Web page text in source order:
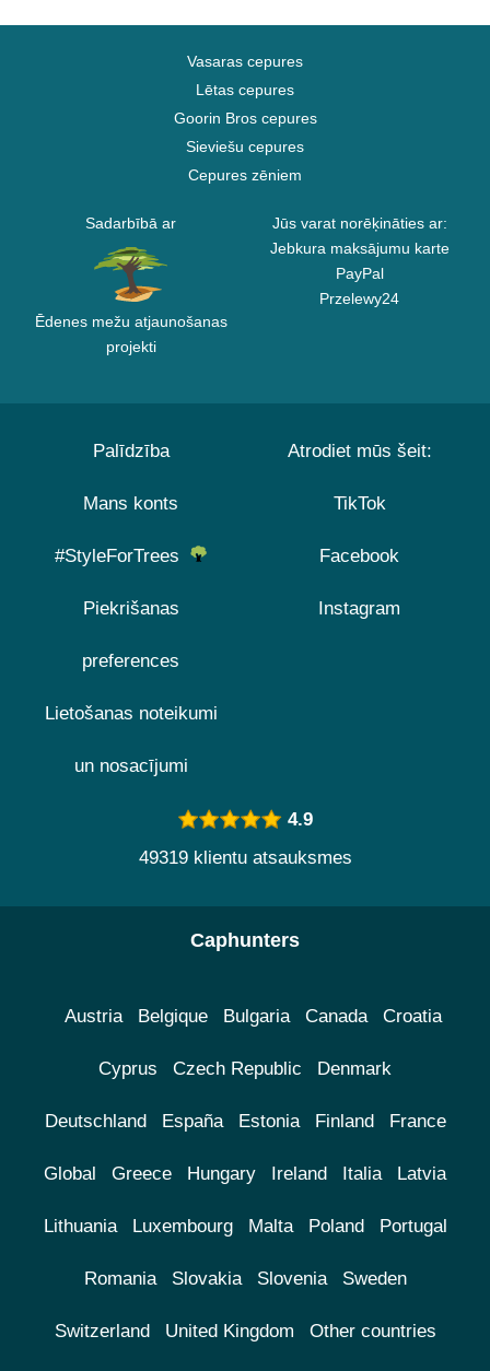
Vasaras cepures
Lētas cepures
Goorin Bros cepures
Sieviešu cepures
Cepures zēniem
Sadarbībā ar
Ēdenes mežu atjaunošanas
projekti
Jūs varat norēķināties ar:
Jebkura maksājumu karte
PayPal
Przelewy24
Palīdzība
Mans konts
#StyleForTrees
Piekrišanas
preferences
Lietošanas noteikumi
un nosacījumi
Atrodiet mūs šeit:
TikTok
Facebook
Instagram
4.9
49319 klientu atsauksmes
Caphunters
Austria Belgique Bulgaria Canada Croatia
Cyprus Czech Republic Denmark
Deutschland España Estonia Finland France
Global Greece Hungary Ireland Italia Latvia
Lithuania Luxembourg Malta Poland Portugal
Romania Slovakia Slovenia Sweden
Switzerland United Kingdom Other countries